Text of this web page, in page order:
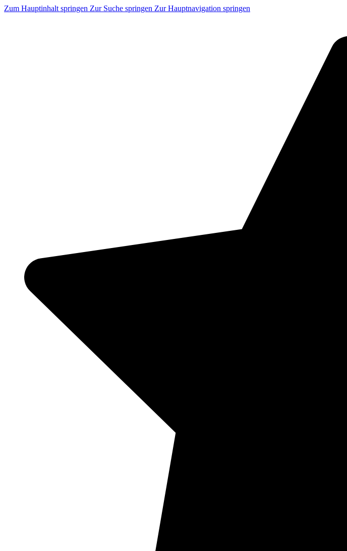
Zum Hauptinhalt springen Zur Suche springen Zur Hauptnavigation springen